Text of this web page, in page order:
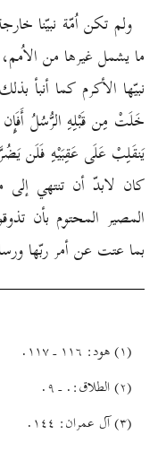
ولم تكن اُمّة نبيّنا
ما يشمل غيرها من
نبيّها الأكرم كما أنبأ
خَلَتْ مِن قَبْلِهِ الرُّسُلُ
يَنقَلِبْ عَلَى عَقِبَيْهِ فَلَن
كان لابدّ أن تنتهي
المصير المحتوم بأن
بما عتت عن أمر ربّها
(۱) هود: ۱۱٦ ـ ۱۱۷.
(۲) الطلاق:. ـ ۹.
(۳) آل عمران: ۱٤٤.